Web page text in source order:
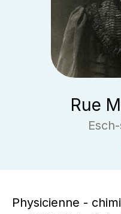
Rue
Physicienne -